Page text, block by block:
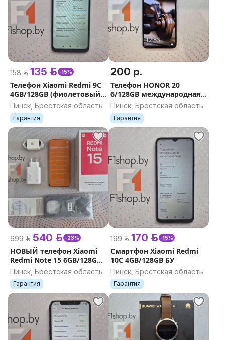
158 р. 135 р. -15%
Телефон Xiaomi Redmi 9C
4GB/128GB (фиолетовый)
БУ
Пинск, Брестская область
Гарантия
200 р.
Телефон HONOR 20
6/128GB международная
версия (полночный
черный) БУ
Пинск, Брестская область
Гарантия
699 р. 540 р. -23%
НОВЫЙ телефон Xiaomi
Redmi Note 15 6GB/128GB
(черный)
Пинск, Брестская область
Гарантия
199 р. 170 р. -15%
Смартфон Xiaomi Redmi
10C 4GB/128GB БУ
Пинск, Брестская область
Гарантия